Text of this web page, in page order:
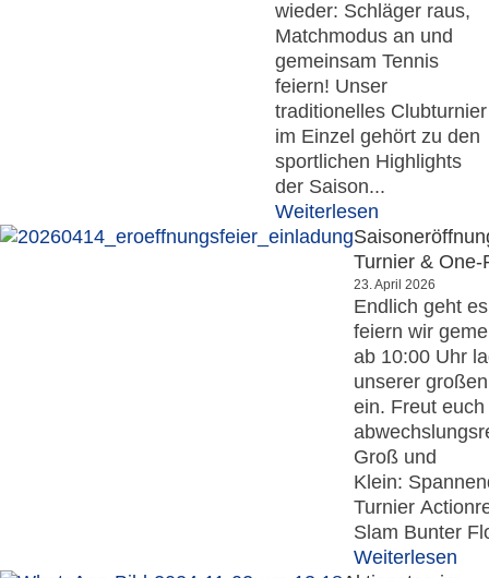
wieder: Schläger raus,
Matchmodus an und
gemeinsam Tennis
feiern! Unser
traditionelles Clubturnier
im Einzel gehört zu den
sportlichen Highlights
der Saison...
Weiterlesen
Turnier & One-
23. April 2026
Endlich geht
feiern wir
ab 10:00 Uhr
unserer
ein. Freut
Groß und
Klein:
Turnier
Slam Bunter
Weiterlesen